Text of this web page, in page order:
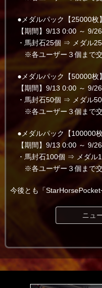
●メダルパック【25000枚】
【期間】9/13 0:00 ～ 9/
・馬封石25個 ⇒ メダル
※各ユーザー３個まで交
●メダルパック【50000枚】
【期間】9/13 0:00 ～ 9/
・馬封石50個 ⇒ メダル
※各ユーザー３個まで交
●メダルパック【100000枚
【期間】9/13 0:00 ～ 9/
・馬封石100個 ⇒ メダル
※各ユーザー３個まで交
今後とも「
ニュ